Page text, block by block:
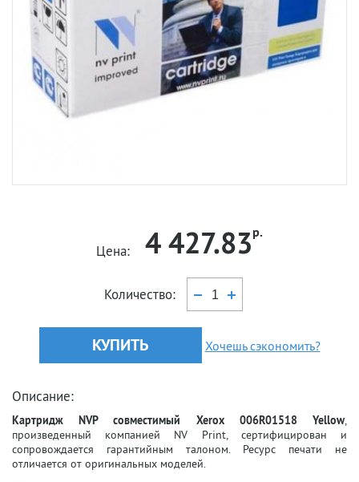
Цена: 4 427.83р.
Количество:
КУПИТЬ Хочешь сэкономить?
Описание:
Картридж NVP совместимый Xerox 006R01518 Yellow,
произведенный компанией NV Print, сертифицирован и
сопровождается гарантийным талоном. Ресурс печати не
отличается от оригинальных моделей.